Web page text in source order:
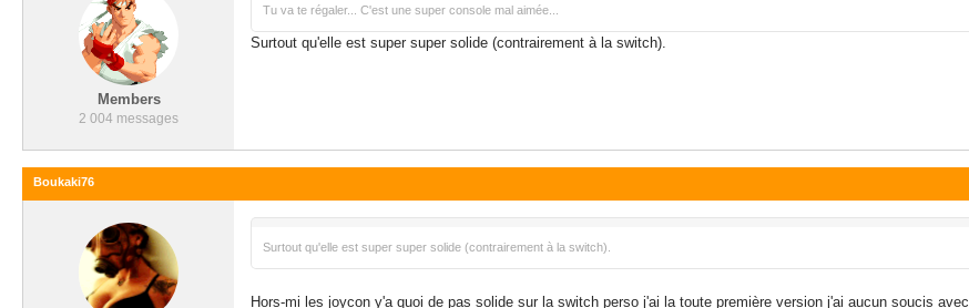
Members
2 004 messages
Tu va te régaler... C'est une super console mal aimée...
Surtout qu'elle est super super solide (contrairement à la switch).
Boukaki76
Surtout qu'elle est super super solide (contrairement à la switch).
Hors-mi les joycon y'a quoi de pas solide sur la switch perso j'ai la toute première version j'ai aucun soucis avec